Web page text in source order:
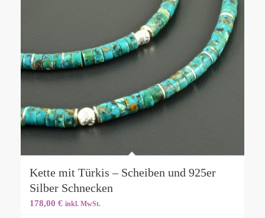
Kette mit Türkis – Scheiben und 925er
Silber Schnecken
178,00 € inkl. MwSt.